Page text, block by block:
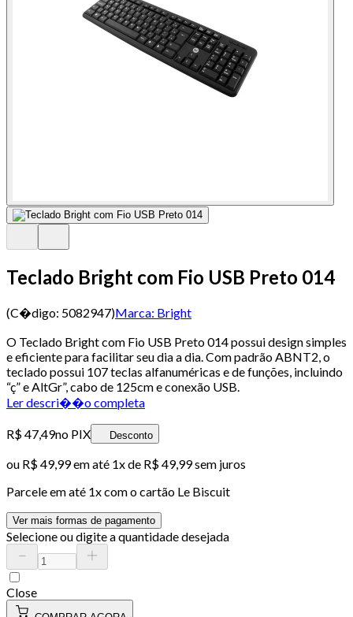
Teclado Bright com Fio USB Preto 014
(C�digo: 5082947)Marca: Bright
O Teclado Bright com Fio USB Preto 014 possui design simples
e eficiente para facilitar seu dia a dia. Com padrão ABNT2, o
teclado possui 107 teclas alfanuméricas e de funções, incluindo
“ç” e AltGr”, cabo de 125cm e conexão USB.
Ler descri��o completa
R$ 47,49no PIX Desconto
ou R$ 49,99em até 1x de R$ 49,99sem juros
Parcele em até 1x com o cartão Le Biscuit
Ver mais formas de pagamento
Selecione ou digite a quantidade desejada
Close